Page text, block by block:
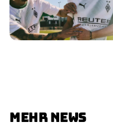
MEHR NEWS